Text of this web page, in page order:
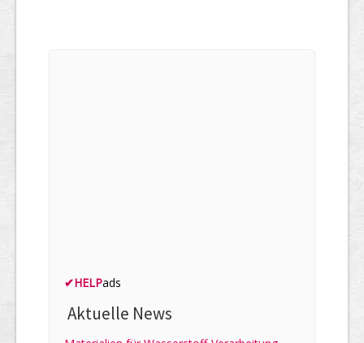
✔HELPads
Aktuelle News